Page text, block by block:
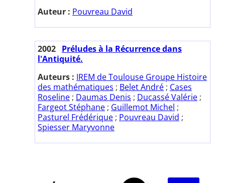
Auteur : Pouvreau David
2002 Préludes à la Récurrence dans
l'Antiquité.
Auteurs : IREM de Toulouse Groupe Histoire
des mathématiques ; Belet André ; Cases
Roseline ; Daumas Denis ; Ducassé Valérie ;
Fargeot Stéphane ; Guillemot Michel ;
Pasturel Frédérique ; Pouvreau David ;
Spiesser Maryvonne